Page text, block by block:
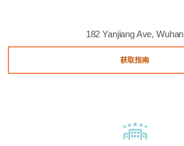
182 Yanjiang Ave, Wuhan
获取指南